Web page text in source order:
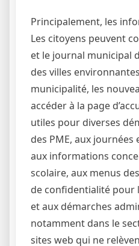
Principalement, les
Les citoyens peuvent
et le journal municipal
des villes
municipalité, les
accéder à la page
utiles pour diverses
des PME, aux
aux informations
scolaire, aux menus
de confidentialité pour
et aux démarches
notamment dans le
sites web qui ne